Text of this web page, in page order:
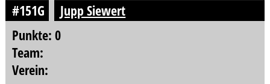
#151G
Jupp Siewert
Punkte: 0
Team:
Verein: